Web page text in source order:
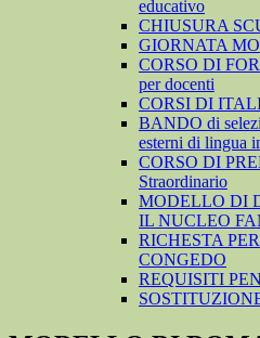
educativo
CHIUSURA
GIORNATA
CORSO DI
per docenti
CORSI DI
BANDO di
esterni di lingua
CORSO DI
Straordinario
MODELLO DI
IL NUCLEO
RICHESTA
CONGEDO
REQUISITI